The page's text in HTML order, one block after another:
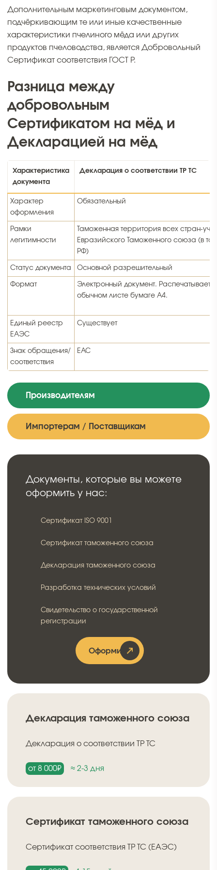
Дополнительным маркетинговым документом,
подчёркивающим те или иные качественные
характеристики пчелиного мёда или других
продуктов пчеловодства, является Добровольный
Сертификат соответствия ГОСТ Р.
Разница между
добровольным
Сертификатом на мёд и
Декларацией на мёд
Характеристика
документа
Декларация о соответствии ТР ТС
Характер
оформления
Обязательный
Рамки
легитимности
Таможенная территория всех стран-
Евразийского Таможенного союза (в
РФ)
Статус документа Основной разрешительный
Формат
Электронный документ.
обычном листе бумаге А4.
Единый реестр
ЕАЭС
Существует
Знак обращения/
соответствия
ЕАС
Производителям
Импортерам / Поставщикам
Документы, которые вы можете
оформить у нас:
Сертификат ISO 9001
Сертификат таможенного союза
Декларация таможенного союза
Разработка технических условий
Свидетельство о государственной
регистрации
Оформить
Декларация таможенного союза
Декларация о соответствии ТР ТС
от 8 000₽ ≈ 2-3 дня
Сертификат таможенного союза
Сертификат соответствия ТР ТС (ЕАЭС)